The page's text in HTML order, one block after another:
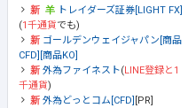
トレイダーズ証券[LIGHT FX]
(1千通貨でも)
ゴールデンウェイジャパン[商品
CFD][商品KO]
外為ファイネスト(LINE登録と1
千通貨)
外為どっとコム[CFD] [PR]